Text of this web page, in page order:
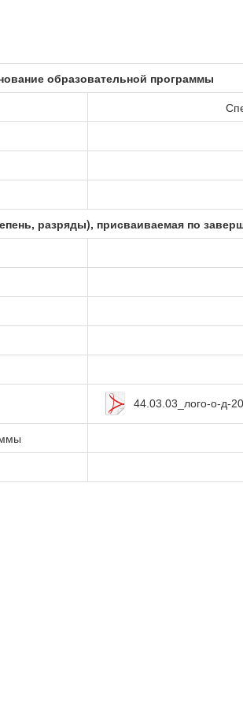
образовательной программы
разряды), присваиваемая по
44.03.03_лого-о-д-